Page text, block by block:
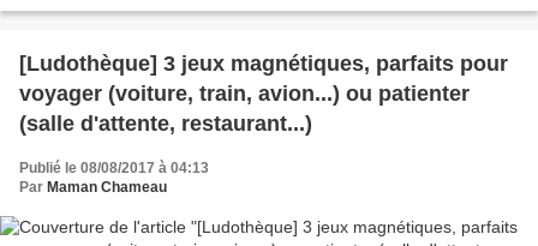
[Ludothèque] 3 jeux magnétiques, parfaits pour
voyager (voiture, train, avion...) ou patienter
(salle d'attente, restaurant...)
Publié le 08/08/2017 à 04:13
Par Maman Chameau